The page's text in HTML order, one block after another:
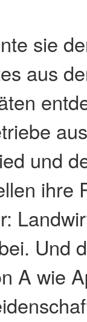
sie
aus
und
ihre
Und
A wie